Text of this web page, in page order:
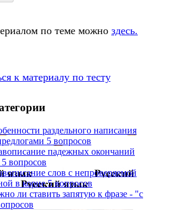
по теме можно здесь.
к материалу по тесту
раздельного написания
5 вопросов
падежных окончаний
5 вопросов
слов с непроверяемой
в корне 5 вопросов
ли ставить запятую к фразе - "с